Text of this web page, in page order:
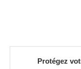
Protégez